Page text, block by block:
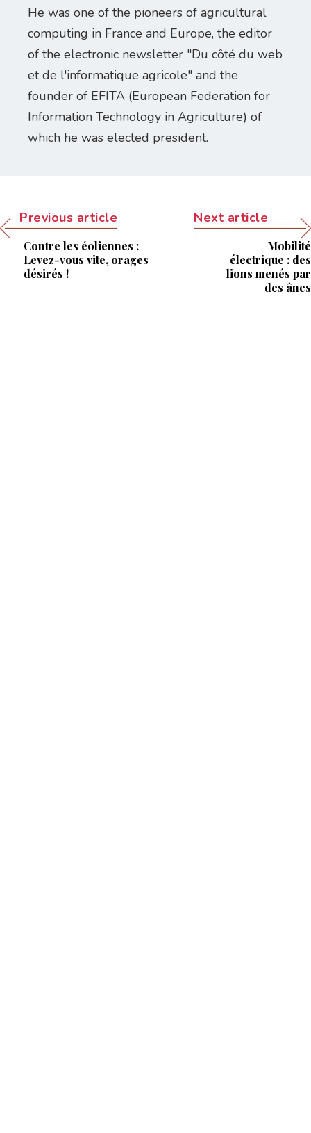
He was one of the pioneers of agricultural
computing in France and Europe, the editor
of the electronic newsletter "Du côté du web
et de l'informatique agricole" and the
founder of EFITA (European Federation for
Information Technology in Agriculture) of
which he was elected president.
Previous article
Contre les éoliennes :
Levez-vous vite, orages
désirés !
Next article
Mobilité
électrique : des
lions menés par
des ânes